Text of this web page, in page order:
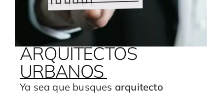
ARQUITECTOS
URBANOS
Ya sea que busques arquitecto